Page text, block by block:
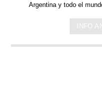
Argentina y todo el
INFO